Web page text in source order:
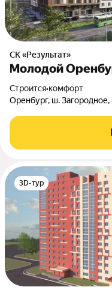
СК «Результат»
Молодой
Строится•комфорт
Оренбург, ш. Загородное,
3D-тур